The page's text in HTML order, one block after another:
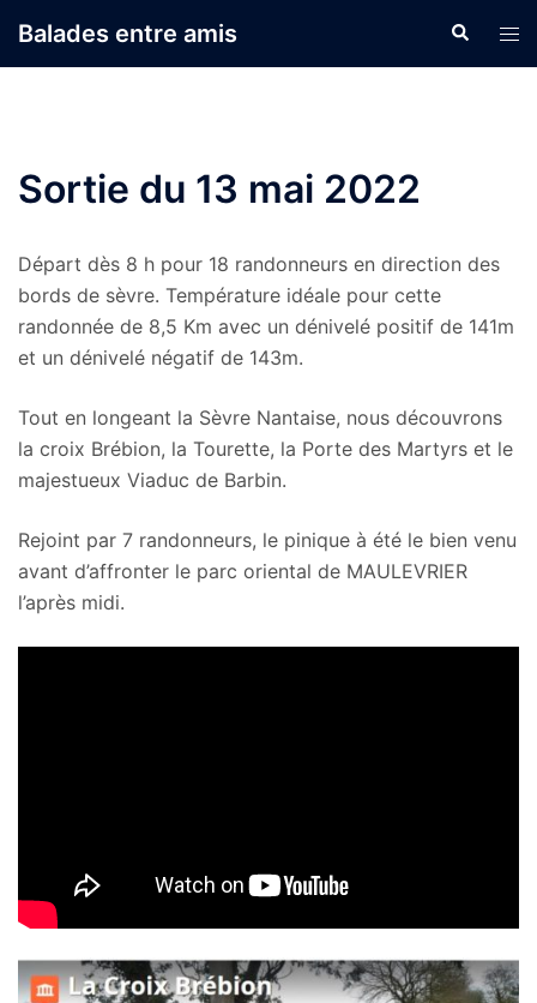
auBalades entre amis
le
Sortie du 13 mai 2022
Départ dès 8 h pour 18 randonneurs en direction des
bords de sèvre. Température idéale pour cette
randonnée de 8,5 Km avec un dénivelé positif de 141m
et un dénivelé négatif de 143m.
Tout en longeant la Sèvre Nantaise, nous découvrons
la croix Brébion, la Tourette, la Porte des Martyrs et le
majestueux Viaduc de Barbin.
Rejoint par 7 randonneurs, le pinique à été le bien venu
avant d’affronter le parc oriental de MAULEVRIER
l’après midi.